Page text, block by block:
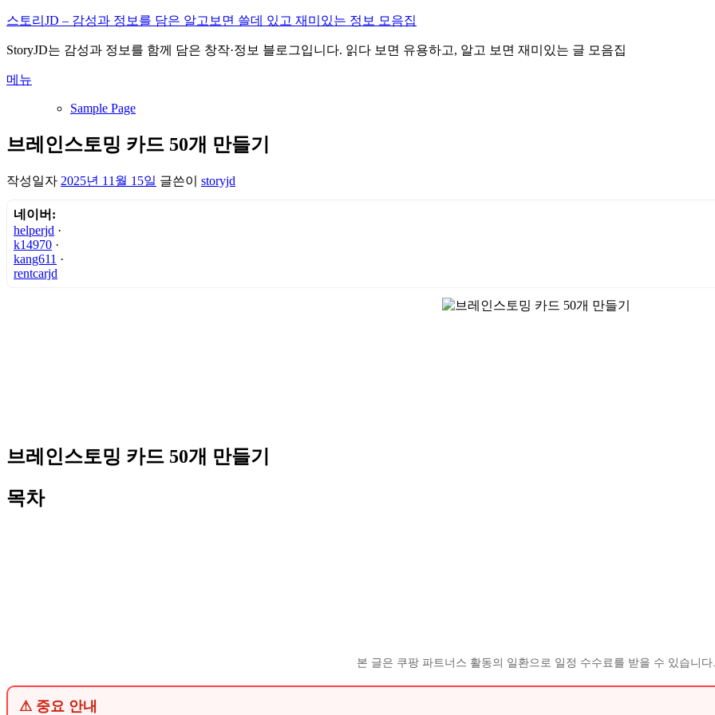
내
으
바
기
스토리JD – 감성과 정보를 담은 알고보면 쓸데 있고 재미있는 정보 모음집
StoryJD는 감성과 정보를 함께 담은 창작·정보 블로그입니다. 읽다 보면 유용하고, 알고 보면 재미있는 글 모음집
메뉴
Sample Page
브레인스토밍 카드 50개 만들기
작성일자 2025년 11월 15일 글쓴이 storyjd
네이버:
helperjd ·
k14970 ·
kang611 ·
rentcarjd
브레인스토밍 카드 50개 만들기
목차
본 글은 쿠팡 파트너스 활동의 일환으로 일정 수수료를 받을 수 있습니다.
⚠ 중요 안내